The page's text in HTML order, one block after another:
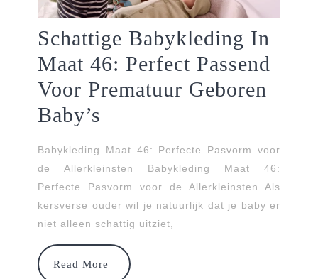
Schattige Babykleding In
Maat 46: Perfect Passend
Voor Prematuur Geboren
Baby’s
In
Maat
46:
Perfect
Passend
Babykleding Maat 46: Perfecte Pasvorm voor
de Allerkleinsten Babykleding Maat 46:
Perfecte Pasvorm voor de Allerkleinsten Als
kersverse ouder wil je natuurlijk dat je baby er
niet alleen schattig uitziet,
Read More
Read